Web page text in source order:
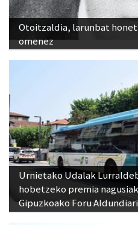
Otoitzaldia, larunbat
omenez
Urnietako Udalak
hobetzeko premia
Gipuzkoako Foru Aldundiari